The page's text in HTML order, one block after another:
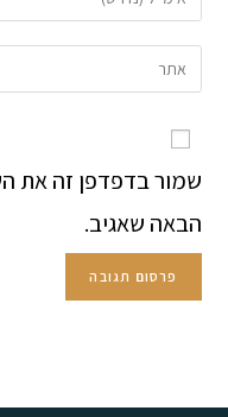
שמור בדפדפן זה את
הבאה שאגיב.